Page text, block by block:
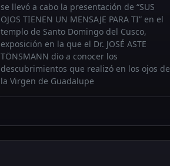
se llevó a cabo la presentación de “SUS
OJOS TIENEN UN MENSAJE PARA TI” en el
templo de Santo Domingo del Cusco,
exposición en la que el Dr. JOSÉ ASTE
TÖNSMANN dio a conocer los
descubrimientos que realizó en los ojos de
la Virgen de Guadalupe